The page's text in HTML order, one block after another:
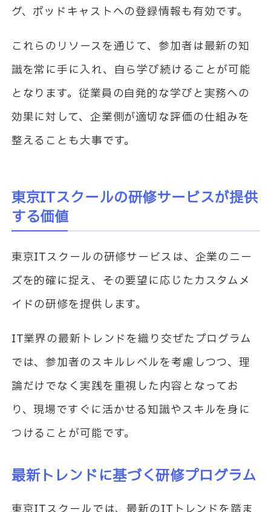
グ、ポッドキャストへの登録情報も有効です。
これらのリソースを通じて、参加者は最新の知
識を常に手に入れ、自ら学び続けることが可能
となります。従業員の自発的な学びと実務への
効果に対して、企業側が適切な評価の仕組みを
整えることも大事です。
東京ITスクールの研修サービスが提供
する価値
東京ITスクールの研修サービスは、企業のニー
ズを的確に捉え、その要望に応じたカスタムメ
イドの研修を提供します。
IT業界の最新トレンドを織り交ぜたプログラム
では、参加者のスキルレベルを考慮しつつ、理
論だけでなく実践を重視した内容となってお
り、現場ですぐに活かせる知識やスキルを身に
つけることが可能です。
最新トレンドに基づく研修プログラム